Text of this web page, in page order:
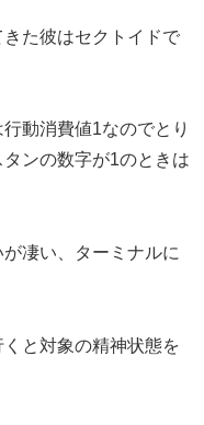
た彼はセクトイドで
動消費値1なのでとり
ンの数字が1のときは
凄い、ターミナルに
と対象の精神状態を